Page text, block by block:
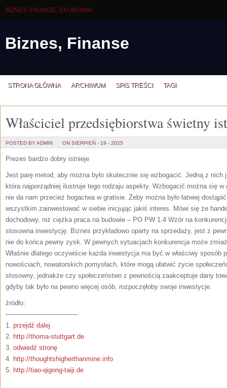
BIZNES, FINANSE, EKONOMIA
Biznes, Finanse
STRONA GŁÓWNA ARCHIWUM SPIS TREŚCI TAGI
Właściciel przedsiębiorstwa świetny
POSTED BY ADMIN ON SIERPIEŃ - 19 - 2025
Prezes bardzo dobry istnieje
Jest parę metod, aby można było skutecznie się wzbogacić. Jedną z
która najporządniej ilustruje tego rodzaju aspekty. Wzbogacić można się
nie da nam przecież bogactwa w gratisie. Żeby można było łatwiej
wszystkim zainwestować w siebie inicjując jakiś interes. Mówi się że
dochodowy, niż ciężka praca na budowie – PO PW 1.4 Wzór na
stosowna inwestycję. Biznes przykładowo oparty na sprzedaży, jest z
nie do końca pewny zysk. W pewnych sytuacjach konkurencja może
Właśnie dlatego oczywiście każda inwestycja ma być w właściwy sposób
nowościach, nowatorskich pomysłach, które mogą ułatwić życie
stosowny, jednakże czy społeczeństwo z pewnością zaakceptuje dany
gdyby tak było na pewno więcej osób, rozpoczęłoby swoje inwestycje.
źródło:
———————————
1. przejdź dalej
2. http://thoma-stuttgart.de
3. odwiedź stronę
4. http://thoughtshigherthanmine.info
5. http://tiao-qigong-taiji.de